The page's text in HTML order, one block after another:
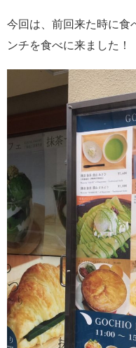
今回は、前回来た時に食
ンチを食べに来ました！